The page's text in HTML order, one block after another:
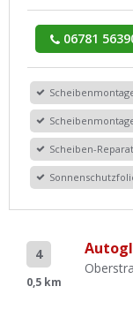
06781
Scheiben-
4
0,5 km